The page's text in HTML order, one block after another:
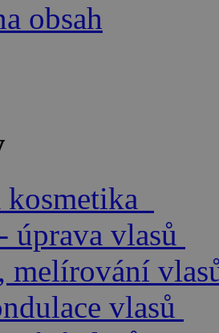
obsah
úprava vlasů
melírování
vlasů